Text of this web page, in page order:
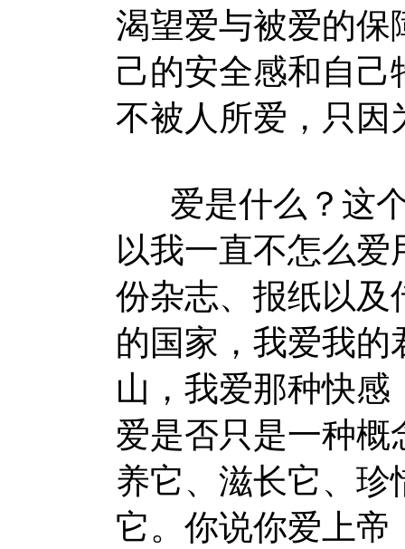
渴望爱与被爱的保
己的安全感和自
不被人所爱，只因
爱是什么？这个
以我一直不怎么
份杂志、报纸以及
的国家，我爱我
山，我爱那种快
爱是否只是一种概
养它、滋长它、
它。你说你爱上帝